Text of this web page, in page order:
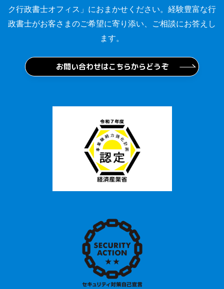
ク行政書士オフィス」におまかせください。経験豊富な行
政書士がお客さまのご希望に寄り添い、ご相談にお答えし
ます。
お問い合わせはこちらからどうぞ